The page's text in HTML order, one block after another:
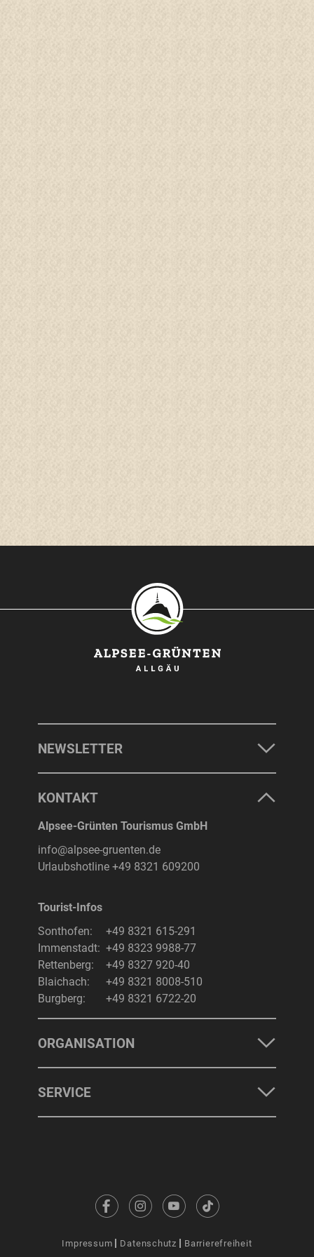
NEWSLETTER
KONTAKT
Alpsee-Grünten Tourismus GmbH
info@alpsee-gruenten.de
Urlaubshotline +49 8321 609200
Tourist-Infos
Sonthofen:
+49 8321 615-291
Immenstadt: +49 8323 9988-77
Rettenberg:
+49 8327 920-40
Blaichach:
+49 8321 8008-510
Burgberg:
+49 8321 6722-20
ORGANISATION
SERVICE
Impressum Datenschutz Barrierefreiheit